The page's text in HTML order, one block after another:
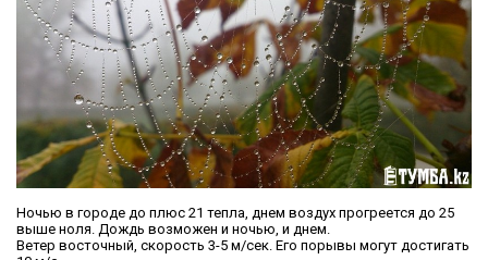
Ночью в городе до плюс 21 тепла, днем воздух прогреется до 25
выше ноля. Дождь возможен и ночью, и днем.
Ветер восточный, скорость 3-5 м/сек. Его порывы могут достигать